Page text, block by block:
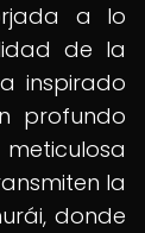
a lo
de la
inspirado
profundo
la
donde